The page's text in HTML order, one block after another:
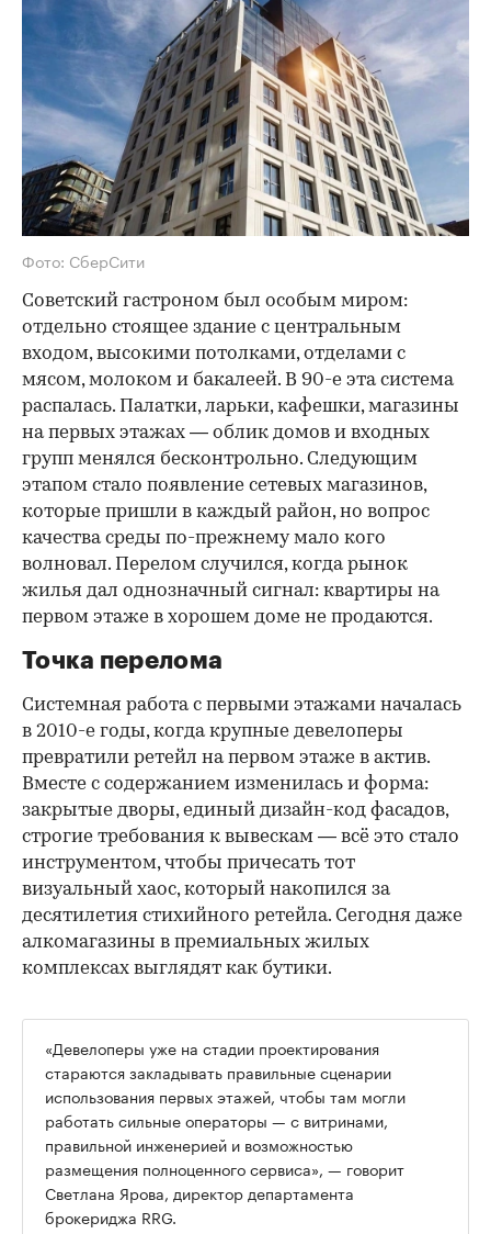
Фото: СберСити
Советский гастроном был особым миром:
отдельно стоящее здание с центральным
входом, высокими потолками, отделами с
мясом, молоком и бакалеей. В 90-е эта система
распалась. Палатки, ларьки, кафешки, магазины
на первых этажах — облик домов и входных
групп менялся бесконтрольно. Следующим
этапом стало появление сетевых магазинов,
которые пришли в каждый район, но вопрос
качества среды по-прежнему мало кого
волновал. Перелом случился, когда рынок
жилья дал однозначный сигнал: квартиры на
первом этаже в хорошем доме не продаются.
Точка перелома
Системная работа с первыми этажами началась
в 2010-е годы, когда крупные девелоперы
превратили ретейл на первом этаже в актив.
Вместе с содержанием изменилась и форма:
закрытые дворы, единый дизайн-код фасадов,
строгие требования к вывескам — всё это стало
инструментом, чтобы причесать тот
визуальный хаос, который накопился за
десятилетия стихийного ретейла. Сегодня даже
алкомагазины в премиальных жилых
комплексах выглядят как бутики.
00:00
«Девелоперы уже на стадии проектирования
стараются закладывать правильные сценарии
использования первых этажей, чтобы там могли
работать сильные операторы — с витринами,
правильной инженерией и возможностью
размещения полноценного сервиса», — говорит
Светлана Ярова, директор департамента
брокериджа RRG.